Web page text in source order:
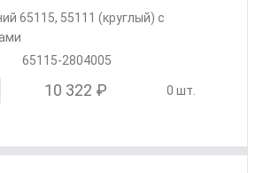
65115, 55111 (круглый) с
65115-2804005
10 322 ₽ 0 шт.